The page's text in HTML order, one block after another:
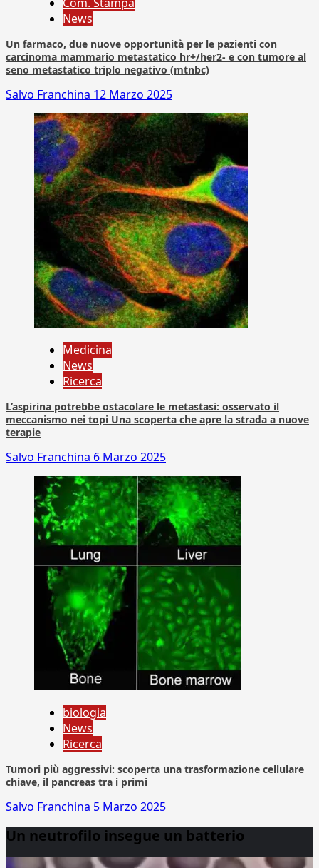
News
Un farmaco, due nuove opportunità per le pazienti con
carcinoma mammario metastatico hr+/her2- e con tumore al
seno metastatico triplo negativo (mtnbc)
Salvo Franchina 12 Marzo 2025
Medicina
News
Ricerca
L’aspirina potrebbe ostacolare le metastasi: osservato il
meccanismo nei topi Una scoperta che apre la strada a nuove
terapie
Salvo Franchina 6 Marzo 2025
biologia
News
Ricerca
Tumori più aggressivi: scoperta una trasformazione cellulare
chiave, il pancreas tra i primi
Salvo Franchina 5 Marzo 2025
Un neutrofilo insegue un batterio